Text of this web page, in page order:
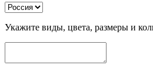
Укажите виды, цвета, размеры и